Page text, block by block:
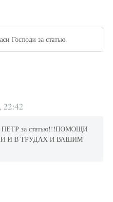
Господи за статью.
22:42
за статью!!!ПОМОЩИ
И В ТРУДАХ И ВАШИМ